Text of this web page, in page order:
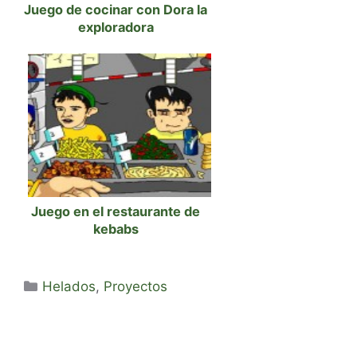
Juego de cocinar con Dora la
exploradora
Juego en el restaurante de
kebabs
Categorías
Helados, Proyectos